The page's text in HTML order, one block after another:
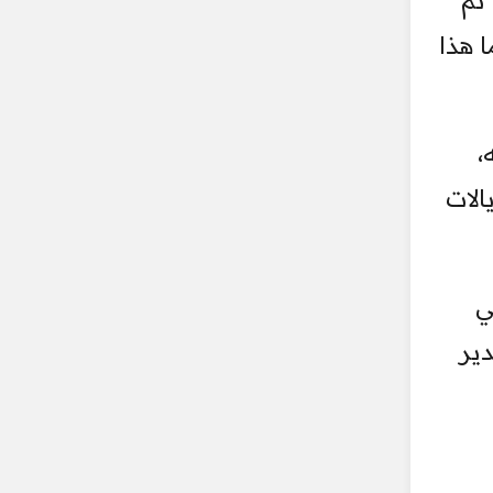
هذا
أنقاض معْلامةٍ قديمة (خرَابة)، تم خصم مبلغ 10 ريالات